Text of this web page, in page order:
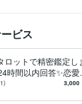
ビス
ロットで精密鑑定し
時間以内回答✨恋愛
仕事・人間関係
3,000